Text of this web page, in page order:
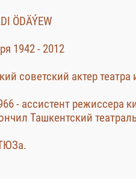
ÖDÄÝEW
1942 - 2012
советский актер театра
- ассистент режиссера
Ташкентский